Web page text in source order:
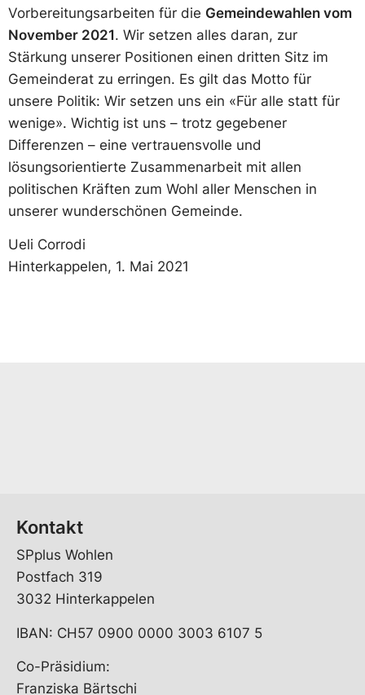
Vorbereitungsarbeiten für die Gemeindewahlen vom
November 2021. Wir setzen alles daran, zur
Stärkung unserer Positionen einen dritten Sitz im
Gemeinderat zu erringen. Es gilt das Motto für
unsere Politik: Wir setzen uns ein «Für alle statt für
wenige». Wichtig ist uns – trotz gegebener
Differenzen – eine vertrauensvolle und
lösungsorientierte Zusammenarbeit mit allen
politischen Kräften zum Wohl aller Menschen in
unserer wunderschönen Gemeinde.
Ueli Corrodi
Hinterkappelen, 1. Mai 2021
Kontakt
SPplus Wohlen
Postfach 319
3032 Hinterkappelen
IBAN: CH57 0900 0000 3003 6107 5
Co-Präsidium:
Franziska Bärtschi